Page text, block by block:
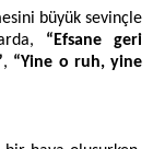
büyük sevinçle
“Efsane geri
, “Yine o ruh, yine